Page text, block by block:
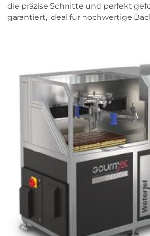
die präzise Schnitte und perfekt
garantiert, ideal für hochwertige